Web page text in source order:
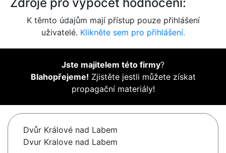
K těmto údajům mají přístup pouze přihlášení
uživatelé. Klikněte sem pro přihlášení.
Jste majitelem této firmy?
Blahopřejeme! Zjistěte jestli můžete získat
propagační materiály!
Dvůr Králové nad Labem
Dvur Kralove nad Labem